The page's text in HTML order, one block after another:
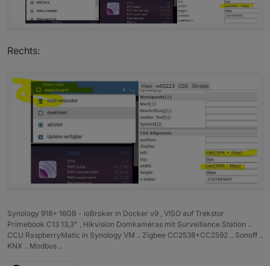
Rechts:
Synology 918+ 16GB - ioBroker in Docker v9 , VISO auf Trekstor
Primebook C13 13,3" , Hikvision Domkameras mit Surveillance Station ..
CCU RaspberryMatic in Synology VM .. Zigbee CC2538+CC2592 .. Sonoff ..
KNX .. Modbus ..